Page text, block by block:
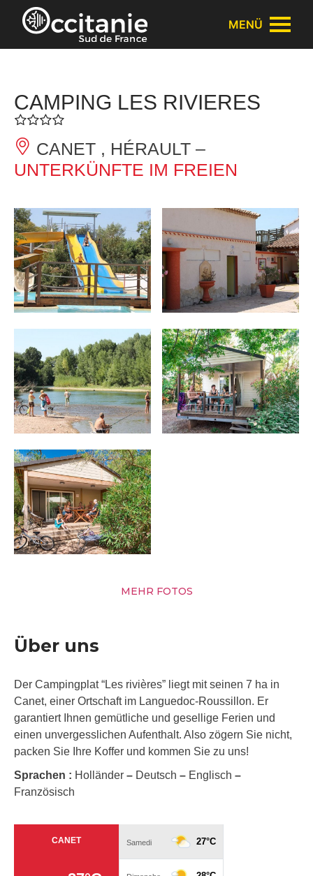
Cookie-Einstellungen
MENÜ
CAMPING LES RIVIERES
CANET , HÉRAULT –
UNTERKÜNFTE IM FREIEN
MEHR FOTOS
Über uns
Der Campingplat “Les rivières” liegt mit seinen 7 ha in
Canet, einer Ortschaft im Languedoc-Roussillon. Er
garantiert Ihnen gemütliche und gesellige Ferien und
einen unvergesslichen Aufenthalt. Also zögern Sie nicht,
packen Sie Ihre Koffer und kommen Sie zu uns!
Sprachen : Holländer – Deutsch – Englisch –
Französisch